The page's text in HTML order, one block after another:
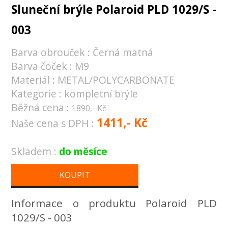
Sluneční brýle Polaroid PLD 1029/S -
003
Barva obrouček : Černá matná
Barva čoček : M9
Materiál : METAL/POLYCARBONATE
Kategorie : kompletní brýle
Běžná cena :1890,- Kč
Naše cena s DPH : 1411,- Kč
Skladem : do měsíce
KOUPIT
Informace o produktu Polaroid PLD
1029/S - 003